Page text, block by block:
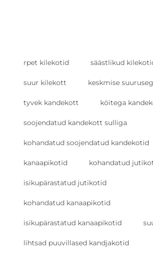
rpet kilekotid säästlikud
suur kilekott keskmise
tyvek kandekott köitega
soojendatud kandekott sulliga
kohandatud soojendatud kandekotid
kanaapikotid kohandatud
isikupärastatud jutikotid
kohandatud kanaapikotid
isikupärastatud kanaapikotid
lihtsad puuvillased kandjakotid